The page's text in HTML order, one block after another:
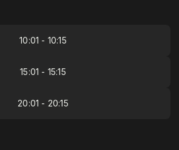
10:01 - 10:15
15:01 - 15:15
20:01 - 20:15